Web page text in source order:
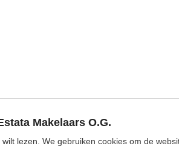
Makelaars O.G.
lezen. We gebruiken cookies om de